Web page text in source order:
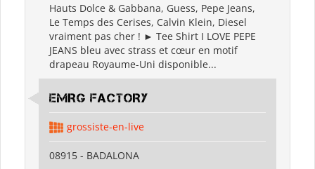
Hauts Dolce & Gabbana, Guess, Pepe Jeans,
Le Temps des Cerises, Calvin Klein, Diesel
vraiment pas cher ! ► Tee Shirt I LOVE PEPE
JEANS bleu avec strass et cœur en motif
drapeau Royaume-Uni disponible...
EMRG FACTORY
grossiste-en-live
08915 - BADALONA